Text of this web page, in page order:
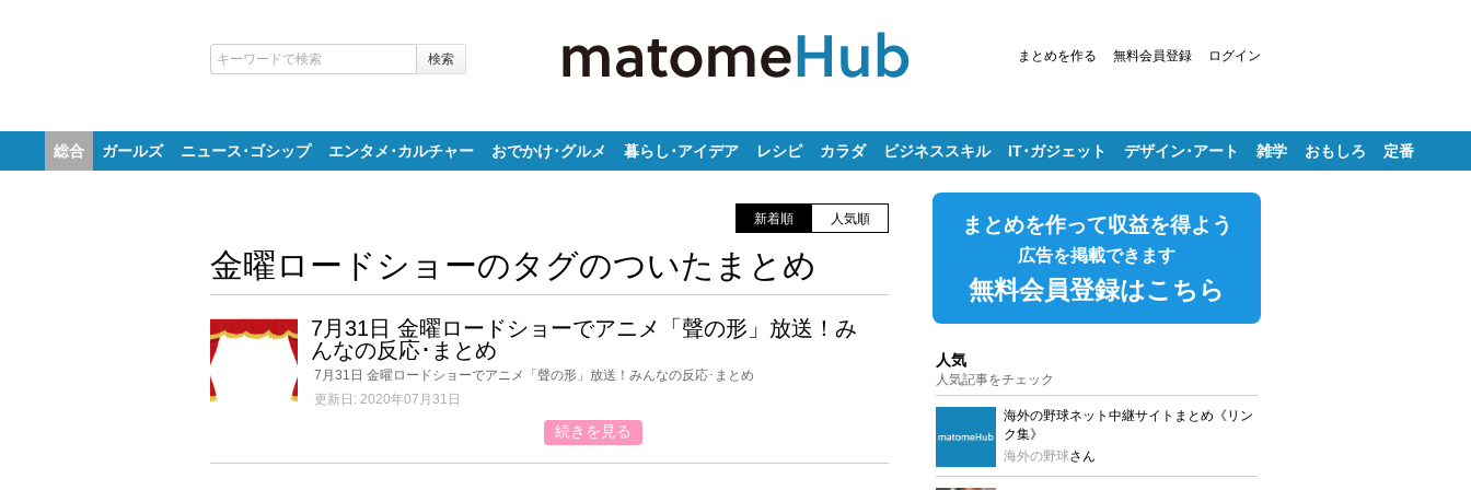
まとめを作る 無料会員登録 ログイン
総合 ガールズ ニュース･ゴシップ エンタメ･カルチャー おでかけ･グルメ 暮らし･アイデア レシピ カラダ ビジネススキル IT･ガジェット デザイン･アート 雑学 おもしろ 定番
新着順 人気順
金曜ロードショーのタグのついたまとめ
7月31日 金曜ロードショーでアニメ「聲の形」放送！み
んなの反応･まとめ
7月31日 金曜ロードショーでアニメ「聲の形」放送！みんなの反応･まとめ
更新日: 2020年07月31日
続きを見る
まとめを作って収益を得よう
広告を掲載できます
無料会員登録はこちら
人気
人気記事をチェック
海外の野球ネット中継サイトまとめ《リン
ク集》
海外の野球さん